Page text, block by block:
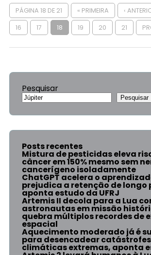
PÁGINA 18 DE 21 « PRIMEIRA ‹
16 17 18 19 20 21
Pesquisar
Pesquisar
Posts recentes
Mistura de pesticidas eleva
câncer em 150% mesmo sem
cancerígeno isoladamente
ChatGPT acelera o
prejudica a retenção de longo
aponta estudo da UFRJ
Artemis II decola para a Lua
astronautas em missão
quebra múltiplos recordes de
espacial
Aquecimento moderado já é
para desencadear catástrofes
climáticas extremas, aponta